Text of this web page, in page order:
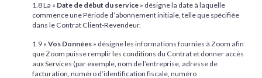
1.8 La « Date de début du service » désigne la date à laquelle
commence une Période d’abonnement initiale, telle que spécifiée
dans le Contrat Client-Revendeur.
1.9 «Vos Données » désigne les informations fournies à Zoom afin
que Zoom puisse remplir les conditions du Contrat et donner accès
aux Services (par exemple, nom de l’entreprise, adresse de
facturation, numéro d’identification fiscale, numéro